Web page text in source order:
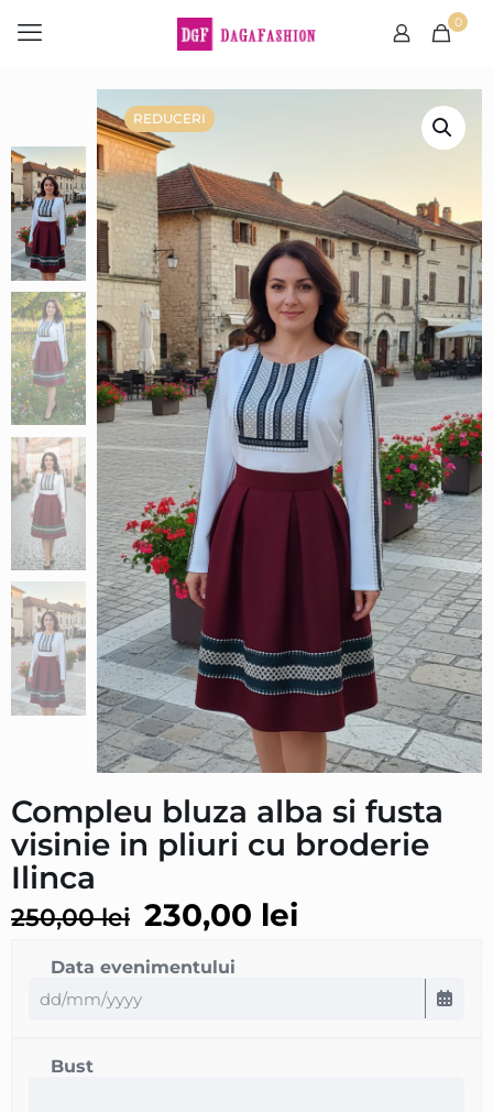
0
REDUCERI
Compleu bluza alba si fusta
visinie in pliuri cu broderie
Ilinca
250,00lei 230,00 lei
Data evenimentului
Bust